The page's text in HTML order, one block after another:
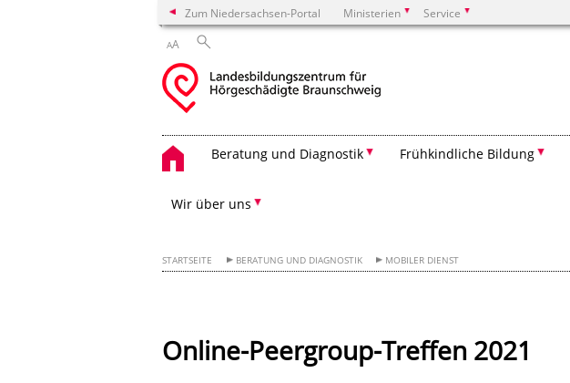
Zum Niedersachsen-Portal Ministerien Service
AA
Beratung und Diagnostik Frühkindliche Bildung
Wir über uns
STARTSEITE BERATUNG UND DIAGNOSTIK MOBILER DIENST
Online-Peergroup-Treffen 2021